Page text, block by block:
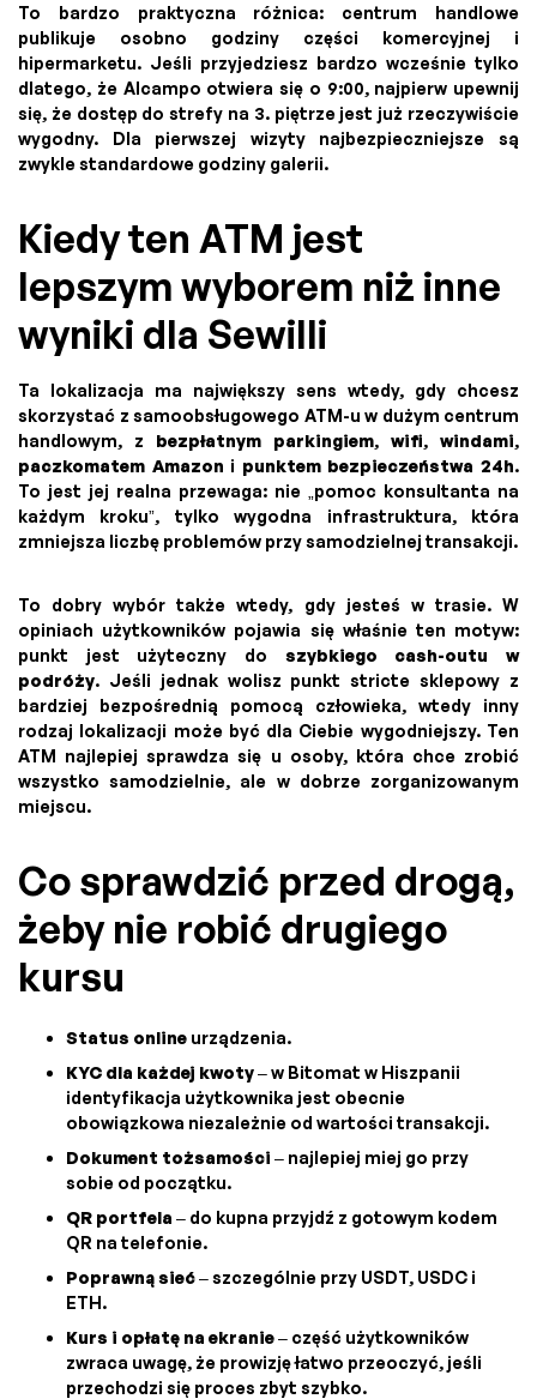
To bardzo praktyczna różnica: centrum handlowe
publikuje osobno godziny części komercyjnej i
hipermarketu. Jeśli przyjedziesz bardzo wcześnie tylko
dlatego, że Alcampo otwiera się o 9:00, najpierw upewnij
się, że dostęp do strefy na 3. piętrze jest już rzeczywiście
wygodny. Dla pierwszej wizyty najbezpieczniejsze są
zwykle standardowe godziny galerii.
Kiedy ten ATM jest
lepszym wyborem niż inne
wyniki dla Sewilli
Ta lokalizacja ma największy sens wtedy, gdy chcesz
skorzystać z samoobsługowego ATM-u w dużym centrum
handlowym, z bezpłatnym parkingiem, wifi, windami,
paczkomatem Amazon i punktem bezpieczeństwa 24h.
To jest jej realna przewaga: nie „pomoc konsultanta na
każdym kroku”, tylko wygodna infrastruktura, która
zmniejsza liczbę problemów przy samodzielnej transakcji.
To dobry wybór także wtedy, gdy jesteś w trasie. W
opiniach użytkowników pojawia się właśnie ten motyw:
punkt jest użyteczny do szybkiego cash-outu w
podróży. Jeśli jednak wolisz punkt stricte sklepowy z
bardziej bezpośrednią pomocą człowieka, wtedy inny
rodzaj lokalizacji może być dla Ciebie wygodniejszy. Ten
ATM najlepiej sprawdza się u osoby, która chce zrobić
wszystko samodzielnie, ale w dobrze zorganizowanym
miejscu.
Co sprawdzić przed drogą,
żeby nie robić drugiego
kursu
Status online urządzenia.
KYC dla każdej kwoty– w Bitomat w Hiszpanii
identyfikacja użytkownika jest obecnie
obowiązkowa niezależnie od wartości transakcji.
Dokument tożsamości – najlepiej miej go przy
sobie od początku.
QR portfela – do kupna przyjdź z gotowym kodem
QR na telefonie.
Poprawną sieć– szczególnie przy USDT, USDC i
ETH.
Kurs i opłatę na ekranie– część użytkowników
zwraca uwagę, że prowizję łatwo przeoczyć, jeśli
przechodzi się proces zbyt szybko.